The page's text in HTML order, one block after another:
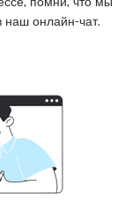
помни, что мы
наш онлайн-чат.